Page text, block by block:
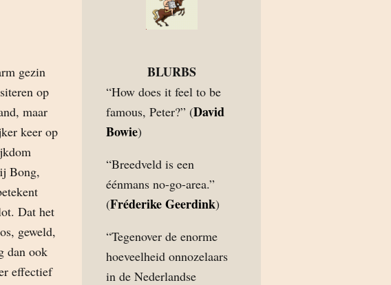
gezin
op
maar
keer op
Bong,
Dat het
geweld,
dan ook
effectief
BLURBS
“How does it feel to be
famous, Peter?” (David
Bowie)
“Breedveld is een
éénmans no-go-area.”
(Fréderike Geerdink)
“Tegenover de enorme
hoeveelheid onnozelaars
in de Nederlandse